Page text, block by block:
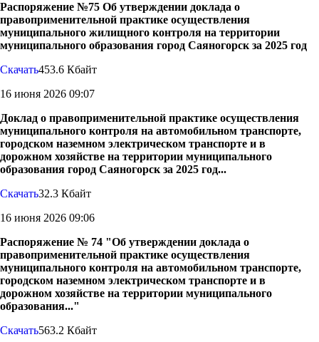
Распоряжение №75 Об утверждении доклада о
правоприменительной практике осуществления
муниципального жилищного контроля на территории
муниципального образования город Саяногорск за 2025 год
Скачать453.6 Кбайт
16 июня 2026 09:07
Доклад о правоприменительной практике осуществления
муниципального контроля на автомобильном транспорте,
городском наземном электрическом транспорте и в
дорожном хозяйстве на территории муниципального
образования город Саяногорск за 2025 год...
Скачать32.3 Кбайт
16 июня 2026 09:06
Распоряжение № 74 "Об утверждении доклада о
правоприменительной практике осуществления
муниципального контроля на автомобильном транспорте,
городском наземном электрическом транспорте и в
дорожном хозяйстве на территории муниципального
образования..."
Скачать563.2 Кбайт